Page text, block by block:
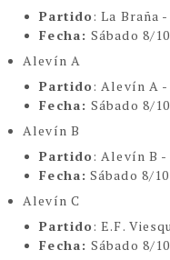
Partido: La Braña
Fecha:Sábado 8/
Alevín A
Partido: Alevín A -
Fecha:Sábado 8/
Alevín B
Partido: Alevín B
Fecha: Sábado 8/
Alevín C
Partido: E.F.
Fecha:Sábado 8/